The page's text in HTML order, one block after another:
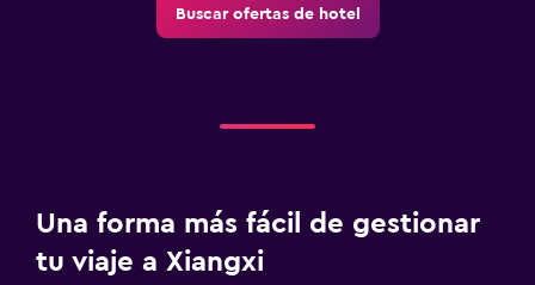
Buscar ofertas de hotel
Una forma más fácil de gestionar
tu viaje a Xiangxi